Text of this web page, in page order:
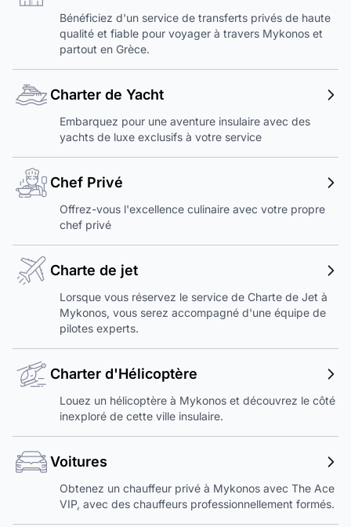
Bénéficiez d'un service de transferts privés de haute
qualité et fiable pour voyager à travers Mykonos et
partout en Grèce.
Charter de Yacht
Embarquez pour une aventure insulaire avec des
yachts de luxe exclusifs à votre service
Chef Privé
Offrez-vous l'excellence culinaire avec votre propre
chef privé
Charte de jet
Lorsque vous réservez le service de Charte de Jet à
Mykonos, vous serez accompagné d'une équipe de
pilotes experts.
Charter d'Hélicoptère
Louez un hélicoptère à Mykonos et découvrez le côté
inexploré de cette ville insulaire.
Voitures
Obtenez un chauffeur privé à Mykonos avec The Ace
VIP, avec des chauffeurs professionnellement formés.